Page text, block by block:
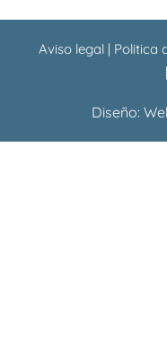
Aviso legal | Politica
|
Diseño: